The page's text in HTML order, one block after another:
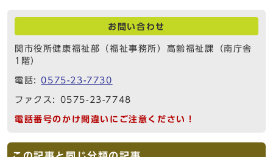
お問い合わせ
関市役所健康福祉部（福祉事務所）高齢福祉課（南庁舎
1階）
電話:0575-23-7730
ファクス: 0575-23-7748
電話番号のかけ間違いにご注意ください！